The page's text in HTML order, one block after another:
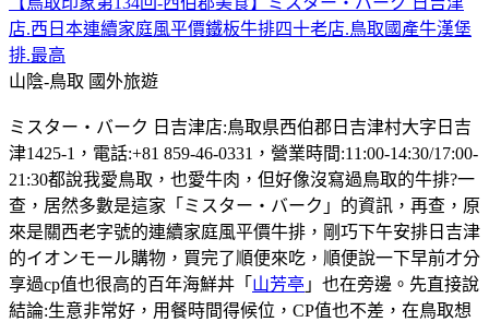
店.西日本連續家庭風平價鐵板牛排四十老店.鳥取國產牛漢堡
排.最高
山陰-鳥取 國外旅遊
ミスター・バーク 日吉津店:鳥取県西伯郡日吉津村大字日吉
津1425-1，電話:+81 859-46-0331，營業時間:11:00-14:30/17:00-
21:30都說我愛鳥取，也愛牛肉，但好像沒寫過鳥取的牛排?一
查，居然多數是這家「ミスター・バーク」的資訊，再查，原
來是關西老字號的連續家庭風平價牛排，剛巧下午安排日吉津
的イオンモール購物，買完了順便來吃，順便說一下早前才分
享過cp值也很高的百年海鮮丼「 山芳亭 」也在旁邊。先直接說
結論:生意非常好，用餐時間得候位，CP值也不差，在鳥取想